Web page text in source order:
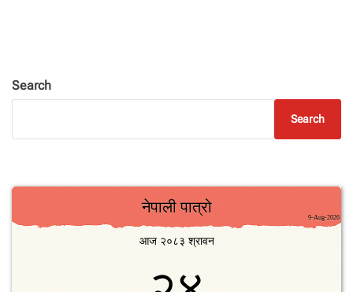
Search
Search